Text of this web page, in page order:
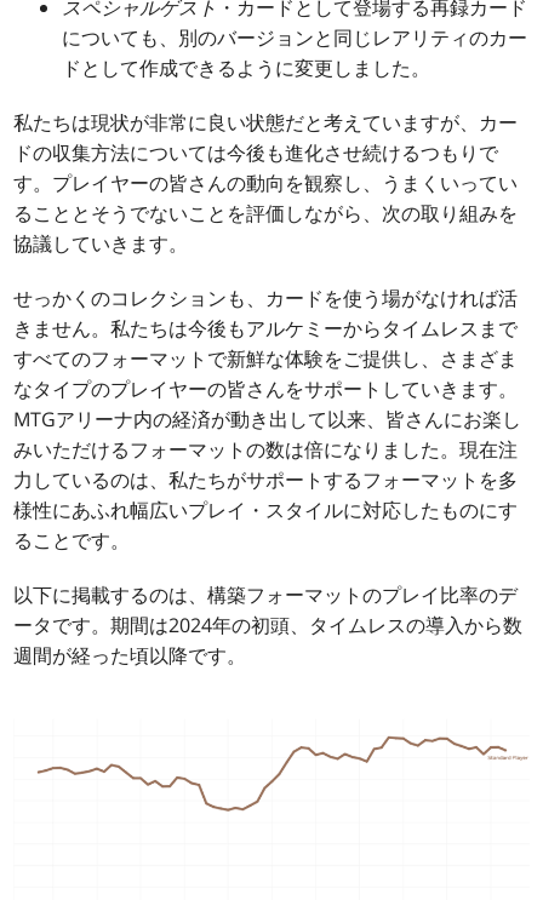
スペシャルゲスト ・カードとして登場する再録カード
についても、別のバージョンと同じレアリティのカー
ドとして作成できるように変更しました。
私たちは現状が非常に良い状態だと考えていますが、カー
ドの収集方法については今後も進化させ続けるつもりで
す。プレイヤーの皆さんの動向を観察し、うまくいってい
ることとそうでないことを評価しながら、次の取り組みを
協議していきます。
せっかくのコレクションも、カードを使う場がなければ活
きません。私たちは今後もアルケミーからタイムレスまで
すべてのフォーマットで新鮮な体験をご提供し、さまざま
なタイプのプレイヤーの皆さんをサポートしていきます。
MTGアリーナ内の経済が動き出して以来、皆さんにお楽し
みいただけるフォーマットの数は倍になりました。現在注
力しているのは、私たちがサポートするフォーマットを多
様性にあふれ幅広いプレイ・スタイルに対応したものにす
ることです。
以下に掲載するのは、構築フォーマットのプレイ比率のデ
ータです。期間は2024年の初頭、タイムレスの導入から数
週間が経った頃以降です。